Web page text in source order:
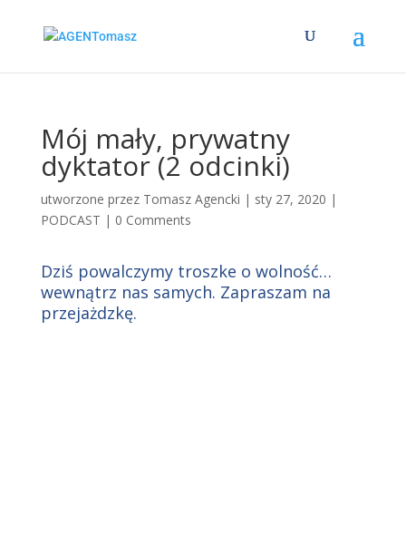
Mój mały, prywatny
dyktator (2 odcinki)
utworzone przez Tomasz Agencki | sty 27, 2020 |
PODCAST | 0 Comments
Dziś powalczymy troszke o wolność…
wewnątrz nas samych. Zapraszam na
przejażdzkę.